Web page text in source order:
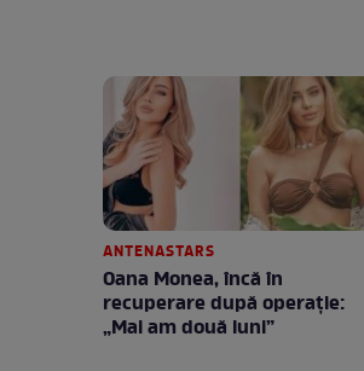
ANTENASTARS
Oana Monea, încă în
recuperare după operație:
„Mai am două luni”